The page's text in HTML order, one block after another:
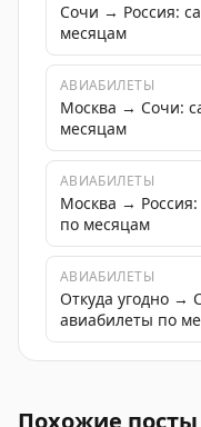
Сочи → Россия:
месяцам
АВИАБИЛЕТЫ
Москва → Сочи:
месяцам
АВИАБИЛЕТЫ
Москва →
по месяцам
АВИАБИЛЕТЫ
Откуда угодно →
авиабилеты по
Похожие посты